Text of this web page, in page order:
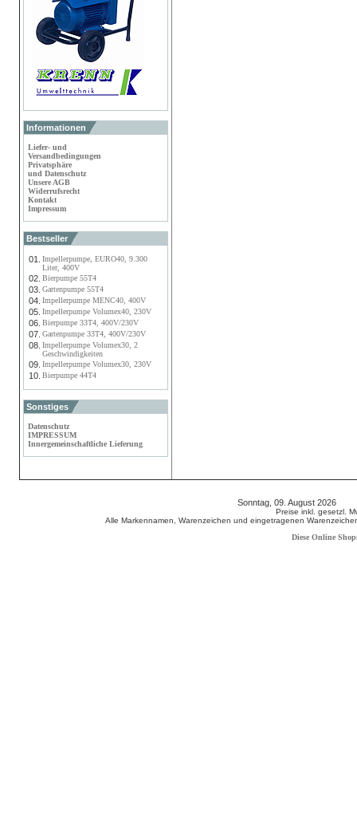
Informationen
Liefer- und
Versandbedingungen
Privatsphäre
und Datenschutz
Unsere AGB
Widerrufsrecht
Kontakt
Impressum
Bestseller
01.
Impellerpumpe, EURO40, 9.300
Liter, 400V
02. Bierpumpe 55T4
03. Gartenpumpe 55T4
04. Impellerpumpe MENC40, 400V
05. Impellerpumpe Volumex40, 230V
06. Bierpumpe 33T4, 400V/230V
07. Gartenpumpe 33T4, 400V/230V
08. Impellerpumpe Volumex30, 2
Geschwindigkeiten
09. Impellerpumpe Volumex30, 230V
10. Bierpumpe 44T4
Sonstiges
Datenschutz
IMPRESSUM
Innergemeinschaftliche Lieferung
Sonntag, 09. August 2026
Preise inkl. gesetzl.
Alle Markennamen, Warenzeichen und eingetragenen
Diese Online